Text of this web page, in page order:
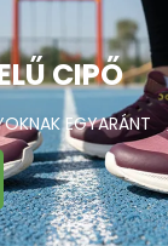
CIPŐ
EGYARÁNT